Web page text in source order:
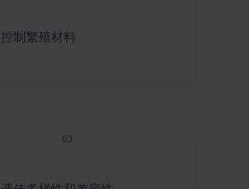
控制繁殖材料